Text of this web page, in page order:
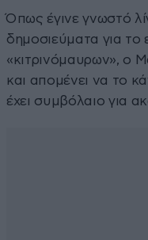
Όπως έγινε γνωστό
δημοσιεύματα για το
«κιτρινόμαυρων», ο
και απομένει να το
έχει συμβόλαιο για